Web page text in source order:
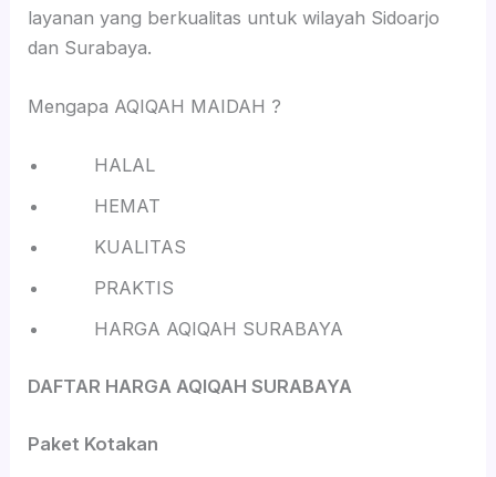
layanan yang berkualitas untuk wilayah Sidoarjo
dan Surabaya.
Mengapa AQIQAH MAIDAH ?
HALAL
HEMAT
KUALITAS
PRAKTIS
HARGA AQIQAH SURABAYA
DAFTAR HARGA AQIQAH SURABAYA
Paket Kotakan